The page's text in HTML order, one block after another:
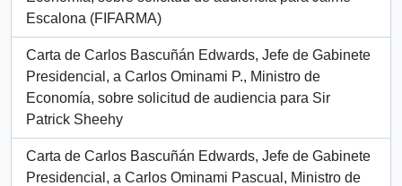
Escalona (FIFARMA)
Carta de Carlos Bascuñán Edwards, Jefe de Gabinete
Presidencial, a Carlos Ominami P., Ministro de
Economía, sobre solicitud de audiencia para Sir
Patrick Sheehy
Carta de Carlos Bascuñán Edwards, Jefe de Gabinete
Presidencial, a Carlos Ominami Pascual, Ministro de